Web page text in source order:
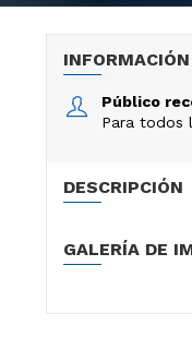
Público
Para todos
DESCRIPCIÓN
GALERÍA DE